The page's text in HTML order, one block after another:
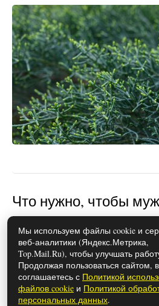
Что нужно, чтобы муж
присутствовал на
и подготовка
Мы используем файлы cookie и
веб-аналитики (Яндекс.Метрика,
Top.Mail.Ru), чтобы улучшать
Продолжая пользоваться сайтом,
соглашаетесь с Политикой
файлов cookie и Политикой
персональных данных.